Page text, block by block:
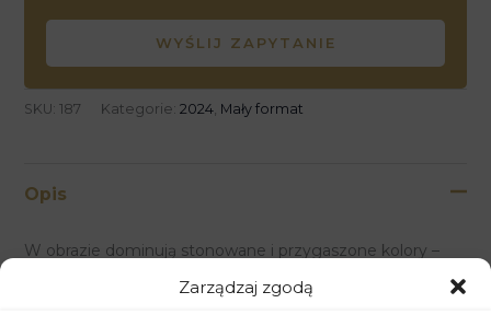
Zarządzaj zgodą
WYŚLIJ ZAPYTANIE
SKU: 187 Kategorie: 2024, Mały format
Opis
W obrazie dominują stonowane i przygaszone kolory –
akcenty zgaszonego oranżu oraz bordo. Abstrakcyjne